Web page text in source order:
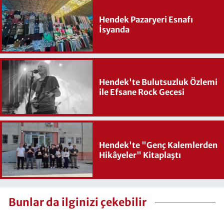
Hendek Pazaryeri Esnafı
İsyanda
Hendek'te Bulutsuzluk Özlemi
ile Efsane Rock Gecesi
Hendek'te "Genç Kalemlerden
Hikâyeler" Kitaplaştı
Bunlar da ilginizi çekebilir